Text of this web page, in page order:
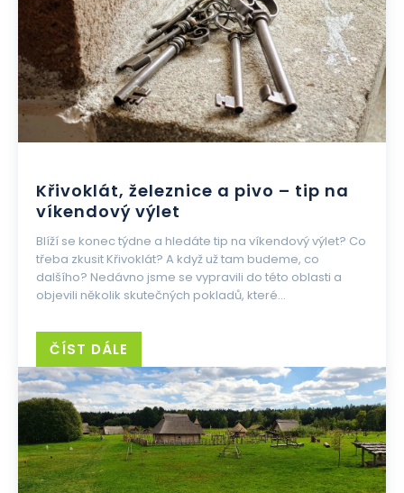
Křivoklát, železnice a pivo – tip na
víkendový výlet
Blíží se konec týdne a hledáte tip na víkendový výlet? Co
třeba zkusit Křivoklát? A když už tam budeme, co
dalšího? Nedávno jsme se vypravili do této oblasti a
objevili několik skutečných pokladů, které...
ČÍST DÁLE